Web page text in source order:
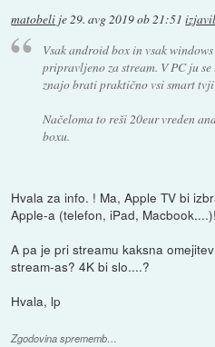
matobeli je29. avg 2019 ob 21:51
Vsak android box in vsak
pripravljeno za stream. V PC ju
znajo brati praktično vsi smart
Načeloma to reši 20eur vreden
boxu.
Hvala za info. ! Ma, Apple TV bi
Apple-a (telefon, iPad, Macbook....)!
A pa je pri streamu kaksna
stream-as? 4K bi slo....?
Hvala, lp
Zgodovina sprememb…